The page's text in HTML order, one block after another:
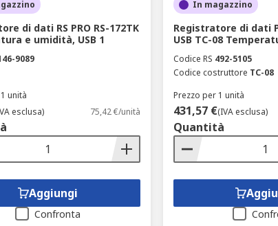
di una penna che scrive le letture dal suo
sono economiche e facilmente disponibili. I
dei dati
casi in cui i sistemi di acquisizione dei dati non
propria memoria e avevano risoluzioni più
sono minime.
di dati RS PRO RS-172TK
e umidità, USB 1
9089
unità
esclusa) 75,42 €/unità
Aggiungi
Confronta
In magazzino
Registratore di dati
USB TC-08
Codice RS 492-5105
Codice costruttore TC-08
Prezzo per 1 unità
431,57 €(IVA esclusa)
Quantità